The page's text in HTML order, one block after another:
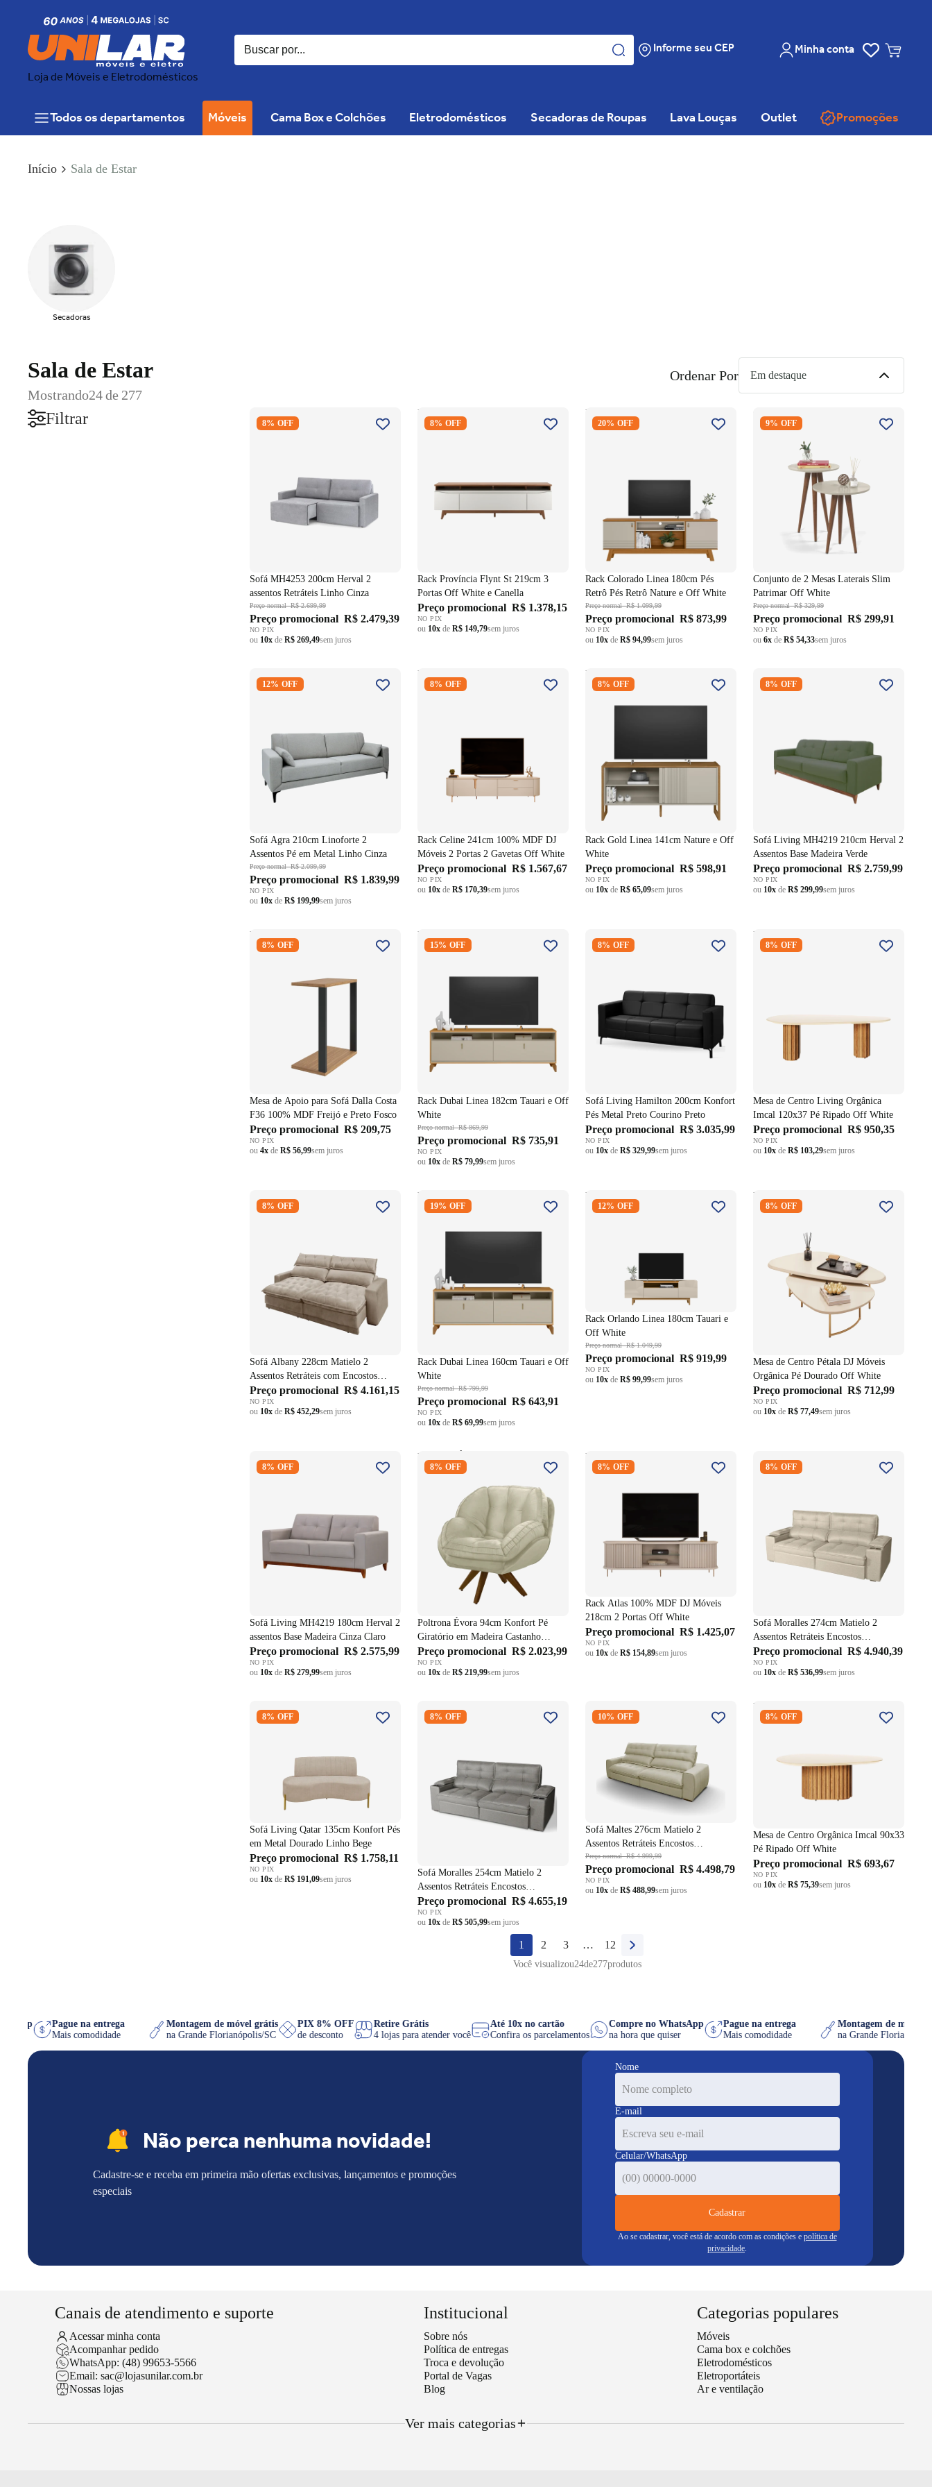
Loja de Móveis e Eletrodomésticos
Informe seu CEP Minha conta
Todos os departamentos Móveis Cama Box e Colchões Eletrodomésticos Secadoras de Roupas Lava Louças Outlet Promoções
Início Sala de Estar
Secadoras
Sala de Estar
Mostrando24 de 277
Ordenar Por
Filtrar
assentos Retráteis Linho Cinza
8% OFF
Sofá MH4253 200cm Herval 2
assentos Retráteis Linho Cinza
Preço normalR$ 2.699,99
Preço promocional R$ 2.479,39
NO PIX
ou 10x de R$ 269,49sem juros
Rack Província Flynt St 219cm 3
Portas Off White e Canella
8% OFF
Rack Província Flynt St 219cm 3
Portas Off White e Canella
Preço promocional R$ 1.378,15
NO PIX
ou 10x de R$ 149,79sem juros
Rack Colorado Linea 180cm Pés
Retrô Pés Retrô Nature e Off
20% OFF
Rack Colorado Linea 180cm Pés
Retrô Pés Retrô Nature e Off White
Preço normalR$ 1.099,99
Preço promocional R$ 873,99
NO PIX
ou 10x de R$ 94,99sem juros
Slim Patrimar Off White
9% OFF
Conjunto de 2 Mesas Laterais Slim
Patrimar Off White
Preço normalR$ 329,99
Preço promocional R$ 299,91
NO PIX
ou 6x de R$ 54,33sem juros
Assentos Pé em Metal Linho
12% OFF
Sofá Agra 210cm Linoforte 2
Assentos Pé em Metal Linho Cinza
Preço normalR$ 2.099,99
Preço promocional R$ 1.839,99
NO PIX
ou 10x de R$ 199,99sem juros
Rack Celine 241cm 100% MDF
DJ Móveis 2 Portas 2 Gavetas Off
8% OFF
Rack Celine 241cm 100% MDF DJ
Móveis 2 Portas 2 Gavetas Off White
Preço promocional R$ 1.567,67
NO PIX
ou 10x de R$ 170,39sem juros
Rack Gold Linea 141cm Nature e
Off White
8% OFF
Rack Gold Linea 141cm Nature e Off
White
Preço promocional R$ 598,91
NO PIX
ou 10x de R$ 65,09sem juros
Herval 2 Assentos Base Madeira
8% OFF
Sofá Living MH4219 210cm Herval 2
Assentos Base Madeira Verde
Preço promocional R$ 2.759,99
NO PIX
ou 10x de R$ 299,99sem juros
Mesa de Apoio para Sofá Dalla
Costa F36 100% MDF Freijó e
8% OFF
Mesa de Apoio para Sofá Dalla Costa
F36 100% MDF Freijó e Preto Fosco
Preço promocional R$ 209,75
NO PIX
ou 4x de R$ 56,99sem juros
Rack Dubai Linea 182cm Tauari e
Off White
15% OFF
Rack Dubai Linea 182cm Tauari e Off
White
Preço normalR$ 869,99
Preço promocional R$ 735,91
NO PIX
ou 10x de R$ 79,99sem juros
Konfort Pés Metal Preto Courino
8% OFF
Sofá Living Hamilton 200cm Konfort
Pés Metal Preto Courino Preto
Preço promocional R$ 3.035,99
NO PIX
ou 10x de R$ 329,99sem juros
Mesa de Centro Living Orgânica
Imcal 120x37 Pé Ripado Off
8% OFF
Mesa de Centro Living Orgânica
Imcal 120x37 Pé Ripado Off White
Preço promocional R$ 950,35
NO PIX
ou 10x de R$ 103,29sem juros
Assentos Retráteis com Encostos
8% OFF
Sofá Albany 228cm Matielo 2
Assentos Retráteis com Encostos
Reclináveis Veludo Castor
Preço promocional R$ 4.161,15
NO PIX
ou 10x de R$ 452,29sem juros
Rack Dubai Linea 160cm Tauari e
Off White
19% OFF
Rack Dubai Linea 160cm Tauari e Off
White
Preço normalR$ 799,99
Preço promocional R$ 643,91
NO PIX
ou 10x de R$ 69,99sem juros
Rack Orlando Linea 180cm
Tauari e Off White
12% OFF
Rack Orlando Linea 180cm Tauari e
Off White
Preço normalR$ 1.049,99
Preço promocional R$ 919,99
NO PIX
ou 10x de R$ 99,99sem juros
Mesa de Centro Pétala DJ Móveis
Orgânica Pé Dourado Off White
8% OFF
Mesa de Centro Pétala DJ Móveis
Orgânica Pé Dourado Off White
Preço promocional R$ 712,99
NO PIX
ou 10x de R$ 77,49sem juros
Herval 2 assentos Base Madeira
8% OFF
Sofá Living MH4219 180cm Herval 2
assentos Base Madeira Cinza Claro
Preço promocional R$ 2.575,99
NO PIX
ou 10x de R$ 279,99sem juros
Poltrona Évora 94cm Konfort Pé
Giratório em Madeira Castanho
8% OFF
Poltrona Évora 94cm Konfort Pé
Giratório em Madeira Castanho
Veludo Areia
Preço promocional R$ 2.023,99
NO PIX
ou 10x de R$ 219,99sem juros
Rack Atlas 100% MDF DJ
Móveis 218cm 2 Portas Off White
8% OFF
Rack Atlas 100% MDF DJ Móveis
218cm 2 Portas Off White
Preço promocional R$ 1.425,07
NO PIX
ou 10x de R$ 154,89sem juros
Assentos Retráteis Encostos
8% OFF
Sofá Moralles 274cm Matielo 2
Assentos Retráteis Encostos
Reclináveis com Porta Copos Linho
Bege
Preço promocional R$ 4.940,39
NO PIX
ou 10x de R$ 536,99sem juros
Pés em Metal Dourado Linho
8% OFF
Sofá Living Qatar 135cm Konfort Pés
em Metal Dourado Linho Bege
Preço promocional R$ 1.758,11
NO PIX
ou 10x de R$ 191,09sem juros
Assentos Retráteis Encostos
8% OFF
Sofá Moralles 254cm Matielo 2
Assentos Retráteis Encostos
Reclináveis com Porta Copo Linho
Cinza
Preço promocional R$ 4.655,19
NO PIX
ou 10x de R$ 505,99sem juros
Assentos Retráteis Encostos
10% OFF
Sofá Maltes 276cm Matielo 2
Assentos Retráteis Encostos
Reclináveis Bege
Preço normalR$ 4.999,99
Preço promocional R$ 4.498,79
NO PIX
ou 10x de R$ 488,99sem juros
Mesa de Centro Orgânica Imcal
90x33 Pé Ripado Off White
8% OFF
Mesa de Centro Orgânica Imcal 90x33
Pé Ripado Off White
Preço promocional R$ 693,67
NO PIX
ou 10x de R$ 75,39sem juros
1 2 3 … 12
Você visualizou24de277produtos
Pague na entrega
Mais comodidade
Montagem de móvel grátis
na Grande Florianópolis/SC
PIX 8% OFF
de desconto
Retire Grátis
4 lojas para atender você
Até 10x no cartão
Confira os parcelamentos
Compre no WhatsApp
na hora que quiser
Pague na entrega
Mais comodidade
Montagem de
na Grande
Não perca nenhuma novidade!
Cadastre-se e receba em primeira mão ofertas exclusivas, lançamentos e promoções
especiais
Nome
E-mail
Celular/WhatsApp
Cadastrar
Ao se cadastrar, você está de acordo com as condições e política de
privacidade.
Canais de atendimento e suporte
Acessar minha conta
Acompanhar pedido
WhatsApp: (48) 99653-5566
Email: sac@lojasunilar.com.br
Nossas lojas
Institucional
Sobre nós
Política de entregas
Troca e devolução
Portal de Vagas
Blog
Categorias populares
Móveis
Cama box e colchões
Eletrodomésticos
Eletroportáteis
Ar e ventilação
Ver mais categorias